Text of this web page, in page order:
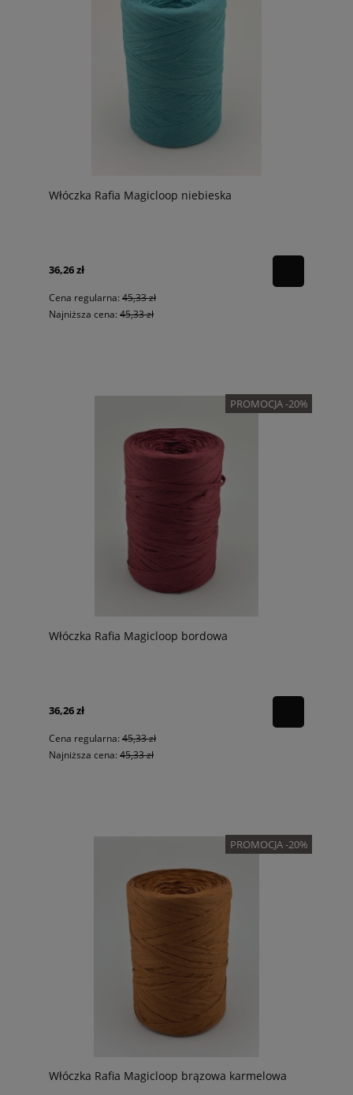
Włóczka Rafia Magicloop niebieska
36,26 zł
Cena regularna: 45,33 zł
Najniższa cena: 45,33 zł
PROMOCJA -20%
Włóczka Rafia Magicloop bordowa
36,26 zł
Cena regularna: 45,33 zł
Najniższa cena: 45,33 zł
PROMOCJA -20%
Włóczka Rafia Magicloop brązowa karmelowa